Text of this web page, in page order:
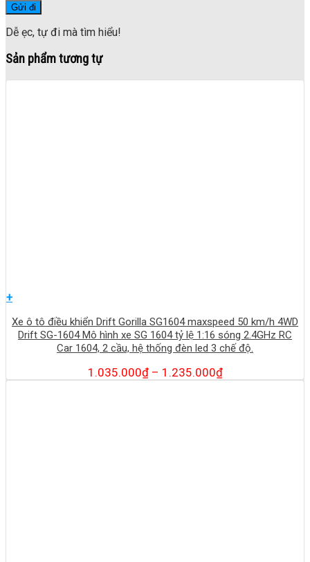
Dễ ẹc, tự đi mà tìm hiểu!
Sản phẩm tương tự
+
Xe ô tô điều khiển Drift Gorilla SG1604 maxspeed 50 km/h 4WD
Drift SG-1604 Mô hình xe SG 1604 tỷ lệ 1:16 sóng 2.4GHz RC
Car 1604, 2 cầu, hệ thống đèn led 3 chế độ.
1.035.000₫– 1.235.000₫